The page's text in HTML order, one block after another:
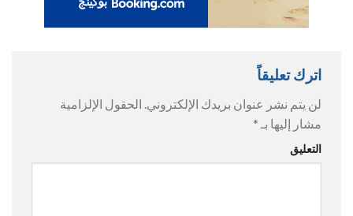
اترك تعليقاً
لن يتم نشر عنوان بريدك الإلكتروني. الحقول الإلزامية
مشار إليها بـ *
التعليق